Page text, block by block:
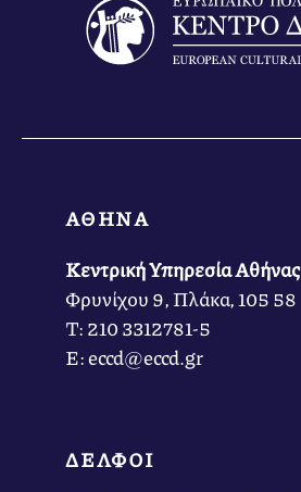
ΑΘΗΝΑ
Κεντρική Υπηρεσία Αθήνας
Φρυνίχου 9, Πλάκα, 105 58
Τ: 210 3312781-5
Ε: eccd@eccd.gr
ΔΕΛΦΟΙ